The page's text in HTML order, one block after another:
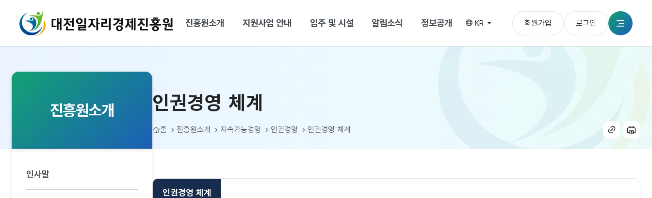
대전일자리경제진흥원 진흥원소개 지원사업 안내 입주 및 시설 알림소식 정보공개 KR 회원가입 로그인
전체메뉴
진흥원소개
인사말
인권경영 체계
홈 진흥원소개 지속가능경영 인권경영 인권경영 체계
인권경영 체계